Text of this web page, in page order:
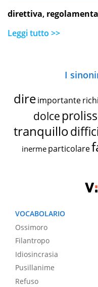
direttiva,
Leggi tutto >>
I
dire importante
dolce
tranquillo
inerme particolare
VOCABOLARIO
Ossimoro
Filantropo
Idiosincrasia
Pusillanime
Refuso